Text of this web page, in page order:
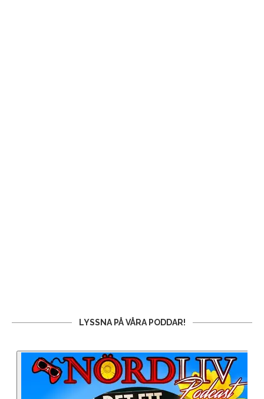
LYSSNA PÅ VÅRA PODDAR!